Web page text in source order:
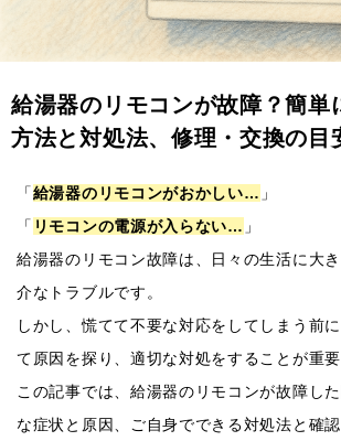
給湯器のリモコンが故障？簡単
方法と対処法、修理・交換の目
「給湯器のリモコンがおかしい… 」
「 リモコンの電源が入らない… 」
給湯器のリモコン故障は、日々の生活に大
介なトラブルです。
しかし、慌てて不要な対応をしてしまう前
て原因を探り、適切な対処をすることが重要
この記事では、給湯器のリモコンが故障し
な症状と原因、ご自身でできる対処法と確